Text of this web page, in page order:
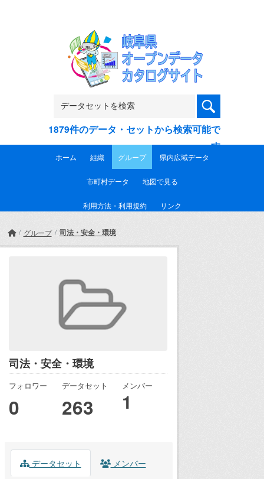
1879件のデータ・セットから検索可能で
す
ホーム 組織 グループ 県内広域データ
市町村データ 地図で見る
利用方法・利用規約 リンク
グループ 司法・安全・環境
司法・安全・環境
フォロワー
0
データセット
263
メンバー
1
データセット メンバー